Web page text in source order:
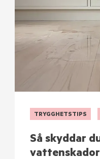
TRYGGHETSTIPS
Så skyddar
vattenskador